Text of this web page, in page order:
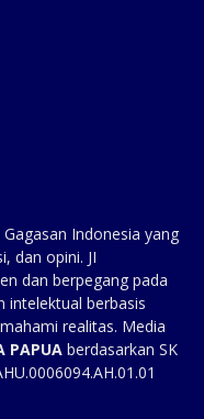
Indonesia yang
dan opini. JI
dan berpegang pada
intelektual berbasis
realitas. Media
PAPUA berdasarkan SK